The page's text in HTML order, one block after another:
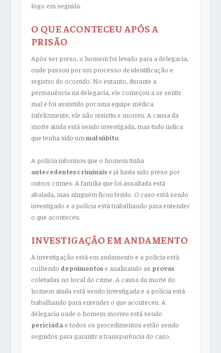
logo em seguida.
O QUE ACONTECEU APÓS A
PRISÃO
Após ser preso, o homem foi levado para a delegacia,
onde passou por um processo de identificação e
registro do ocorrido. No entanto, durante a
permanência na delegacia, ele começou a se sentir
mal e foi assistido por uma equipe médica.
Infelizmente, ele não resistiu e morreu. A causa da
morte ainda está sendo investigada, mas tudo indica
que tenha sido um mal súbito.
A polícia informou que o homem tinha
antecedentes criminaise já havia sido preso por
outros crimes. A família que foi assaltada está
abalada, mas ninguém ficou ferido. O caso está sendo
investigado e a polícia está trabalhando para entender
o que aconteceu.
INVESTIGAÇÃO EM ANDAMENTO
A investigação está em andamento e a polícia está
colhendo depoimentose analisando as provas
coletadas no local do crime. A causa da morte do
homem ainda está sendo investigada e a polícia está
trabalhando para entender o que aconteceu. A
delegacia onde o homem morreu está sendo
periciada e todos os procedimentos estão sendo
seguidos para garantir a transparência do caso.